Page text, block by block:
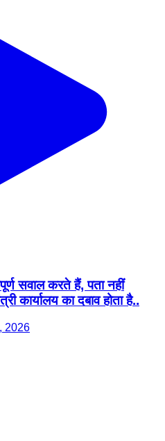
सवाल करते हैं, पता नहीं
कार्यालय का दबाव होता है..
2026